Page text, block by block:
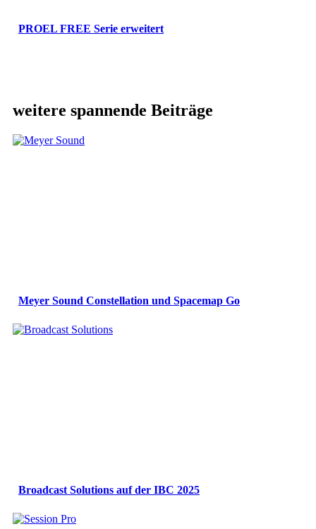
PROEL FREE Serie erweitert
weitere spannende Beiträge
Meyer Sound Constellation und Spacemap Go
Broadcast Solutions auf der IBC 2025